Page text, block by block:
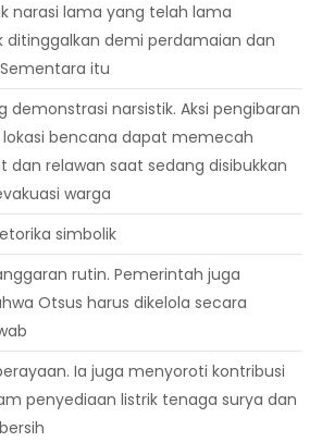
narasi lama yang telah lama
ditinggalkan demi perdamaian dan
itu
demonstrasi narsistik. Aksi pengibaran
lokasi bencana dapat memecah
dan relawan saat sedang disibukkan
warga
simbolik
rutin. Pemerintah juga
Otsus harus dikelola secara
Ia juga menyoroti kontribusi
penyediaan listrik tenaga surya dan